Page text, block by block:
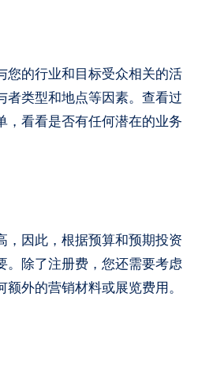
您的行业和目标受众相关的活
者类型和地点等因素。查看过
，看看是否有任何潜在的业务
，因此，根据预算和预期投资
。除了注册费，您还需要考虑
外的营销材料或展览费用。